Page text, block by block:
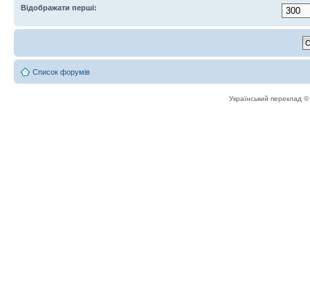
Відображати перші:
Список форумів
Український переклад